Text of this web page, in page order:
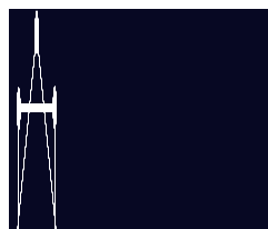
Перейти
содержимому